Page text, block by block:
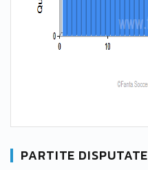
PARTITE DISPUTATE